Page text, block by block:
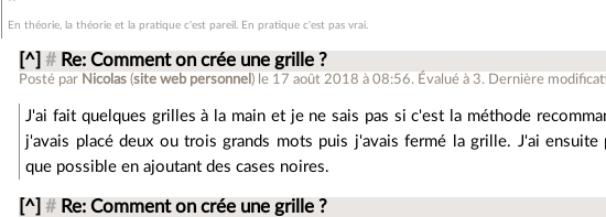
En théorie, la théorie et la pratique c'est pareil. En pratique c'est pas vrai.
[^] # Re: Comment on crée une grille ?
Posté par Nicolas (site web personnel ) le 17 août 2018 à 08:56. Évalué à 3. Dernière
J'ai fait quelques grilles à la main et je ne sais pas si c'est la méthode
j'avais placé deux ou trois grands mots puis j'avais fermé la grille. J'ai ensuite
que possible en ajoutant des cases noires.
[^] # Re: Comment on crée une grille ?